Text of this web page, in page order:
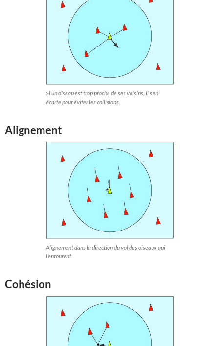
Si un oiseau est trop proche de ses voisins, il s’en
écarte pour éviter les collisions.
Alignement
Alignement dans la direction du vol des oiseaux qui
l’entourent.
Cohésion